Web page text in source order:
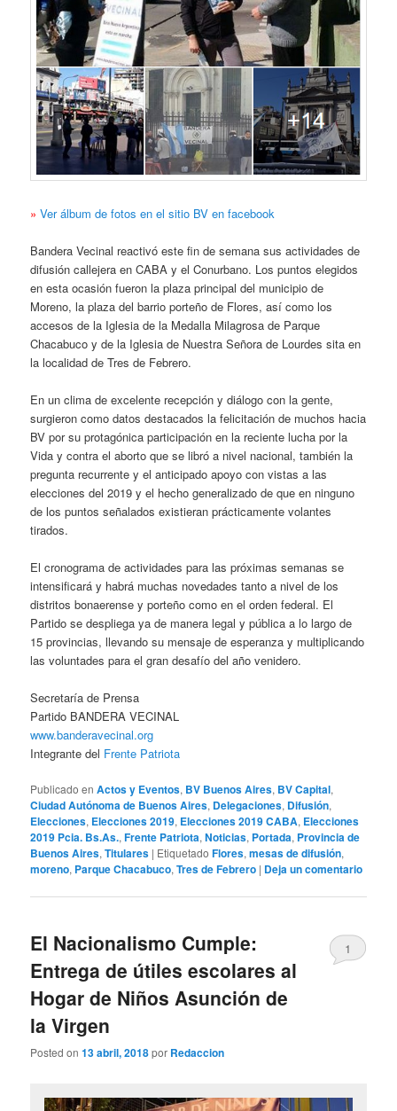
» Ver álbum de fotos en el sitio BV en facebook
Bandera Vecinal reactivó este fin de semana sus actividades de
difusión callejera en CABA y el Conurbano. Los puntos elegidos
en esta ocasión fueron la plaza principal del municipio de
Moreno, la plaza del barrio porteño de Flores, así como los
accesos de la Iglesia de la Medalla Milagrosa de Parque
Chacabuco y de la Iglesia de Nuestra Señora de Lourdes sita en
la localidad de Tres de Febrero.
En un clima de excelente recepción y diálogo con la gente,
surgieron como datos destacados la felicitación de muchos hacia
BV por su protagónica participación en la reciente lucha por la
Vida y contra el aborto que se libró a nivel nacional, también la
pregunta recurrente y el anticipado apoyo con vistas a las
elecciones del 2019 y el hecho generalizado de que en ninguno
de los puntos señalados existieran prácticamente volantes
tirados.
El cronograma de actividades para las próximas semanas se
intensificará y habrá muchas novedades tanto a nivel de los
distritos bonaerense y porteño como en el orden federal. El
Partido se despliega ya de manera legal y pública a lo largo de
15 provincias, llevando su mensaje de esperanza y multiplicando
las voluntades para el gran desafío del año venidero.
Secretaría de Prensa
Partido BANDERA VECINAL
www.banderavecinal.org
Integrante del Frente Patriota
Publicado en Actos y Eventos, BV Buenos Aires, BV Capital,
Ciudad Autónoma de Buenos Aires, Delegaciones, Difusión,
Elecciones, Elecciones 2019, Elecciones 2019 CABA, Elecciones
2019 Pcia. Bs.As.,Frente Patriota,Noticias, Portada, Provincia de
Buenos Aires,Titulares | Etiquetado Flores,mesas de difusión,
moreno, Parque Chacabuco,Tres de Febrero | Deja un comentario
El Nacionalismo Cumple:
Entrega de útiles escolares al
Hogar de Niños Asunción de
la Virgen
Posted on13 abril, 2018por Redaccion
1